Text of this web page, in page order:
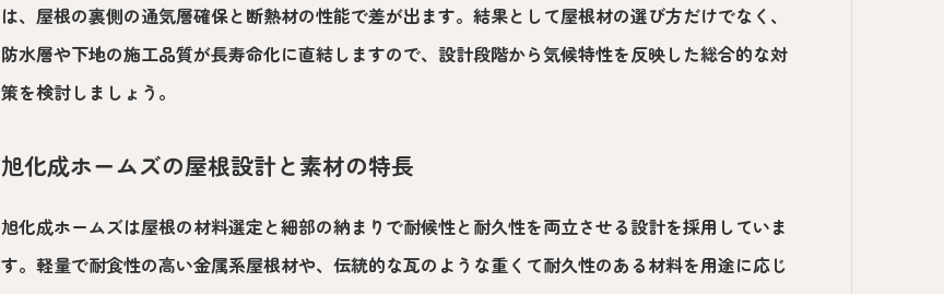
は、屋根の裏側の通気層確保と断熱材の性能で差が出ます。結果として屋根材の選び方だけでなく、
防水層や下地の施工品質が長寿命化に直結しますので、設計段階から気候特性を反映した総合的な対
策を検討しましょう。
旭化成ホームズの屋根設計と素材の特長
旭化成ホームズは屋根の材料選定と細部の納まりで耐候性と耐久性を両立させる設計を採用していま
す。軽量で耐食性の高い金属系屋根材や、伝統的な瓦のような重くて耐久性のある材料を用途に応じ